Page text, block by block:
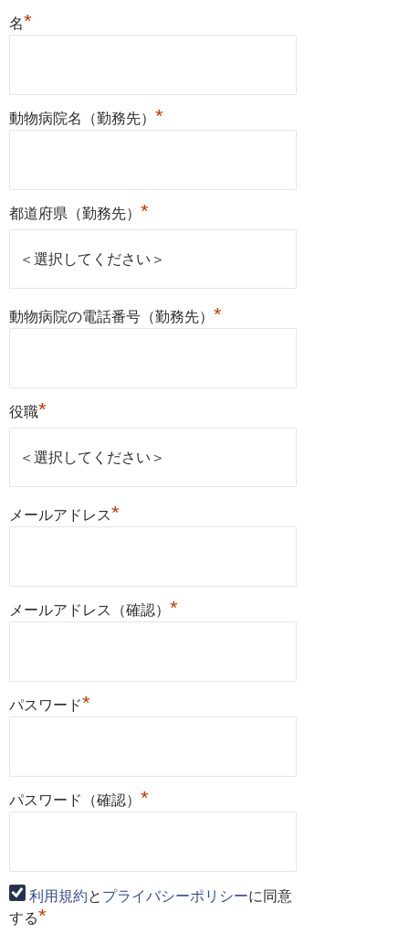
名*
動物病院名（勤務先） *
都道府県（勤務先） *
動物病院の電話番号（勤務先） *
役職*
メールアドレス*
メールアドレス（確認） *
パスワード*
パスワード（確認） *
利用規約と プライバシーポリシーに同意
する*